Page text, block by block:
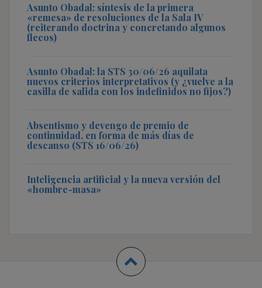
Asunto Obadal: síntesis de la primera
«remesa» de resoluciones de la Sala IV
(reiterando doctrina y concretando algunos
flecos)
Asunto Obadal: la STS 30/06/26 aquilata
nuevos criterios interpretativos (y ¿vuelve a la
casilla de salida con los indefinidos no fijos?)
Absentismo y devengo de premio de
continuidad, en forma de más días de
descanso (STS 16/06/26)
Inteligencia artificial y la nueva versión del
«hombre-masa»